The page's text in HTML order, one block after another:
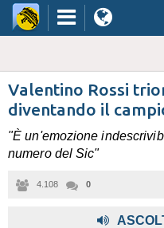
Valentino Rossi
diventando il
"È un'emozione
numero del Sic"
4.108 0